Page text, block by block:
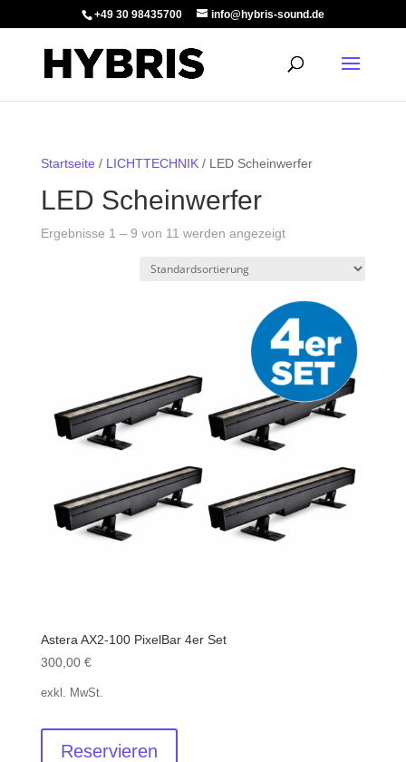
+49 30 98435700 info@hybris-sound.de
Startseite / LICHTTECHNIK/ LED Scheinwerfer
LED Scheinwerfer
Ergebnisse 1 – 9 von 11 werden angezeigt
Astera AX2-100 PixelBar 4er Set
300,00 €
exkl. MwSt.
Reservieren